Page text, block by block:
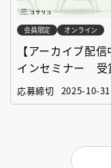
会員限定 オンライン
【アーカイブ配
インセミナー 受
「絵本創作実践講
応募締切 2025-10-31